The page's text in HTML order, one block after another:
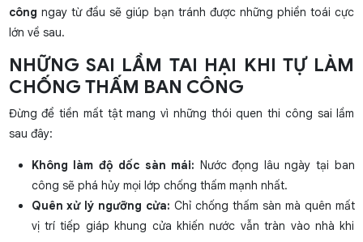
công ngay từ đầu sẽ giúp bạn tránh được những phiền toái cực
lớn về sau.
NHỮNG SAI LẦM TAI HẠI KHI TỰ LÀM
CHỐNG THẤM BAN CÔNG
Đừng để tiền mất tật mang vì những thói quen thi công sai lầm
sau đây:
Không làm độ dốc sàn mái: Nước đọng lâu ngày tại ban
công sẽ phá hủy mọi lớp chống thấm mạnh nhất.
Quên xử lý ngưỡng cửa: Chỉ chống thấm sàn mà quên mất
vị trí tiếp giáp khung cửa khiến nước vẫn tràn vào nhà khi